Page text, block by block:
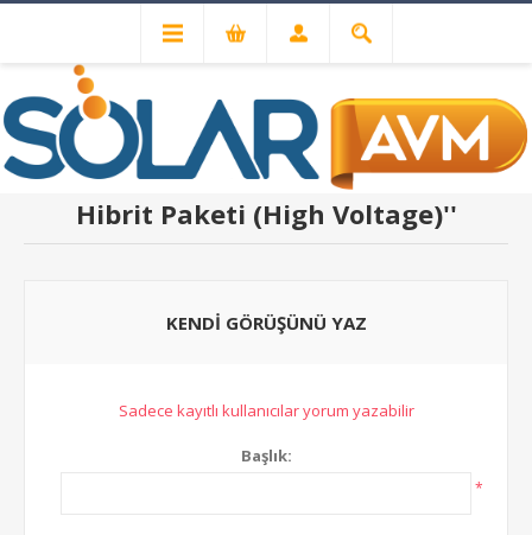
ÜRÜN YORUMLARI
DEYE 20.48 kWh
Hibrit Paketi (High Voltage)
KENDI GÖRÜŞÜNÜ YAZ
Sadece kayıtlı kullanıcılar yorum yazabilir
Başlık:
*